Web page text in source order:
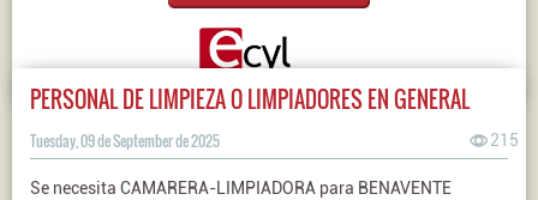
PERSONAL DE LIMPIEZA O LIMPIADORES EN GENERAL
Tuesday, 09 de September de 2025 215
Se necesita CAMARERA-LIMPIADORA para BENAVENTE